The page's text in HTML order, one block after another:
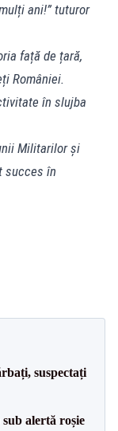
ani!” tuturor
față de țară,
României.
în slujba
Militarilor și
succes în
suspectați
alertă roșie